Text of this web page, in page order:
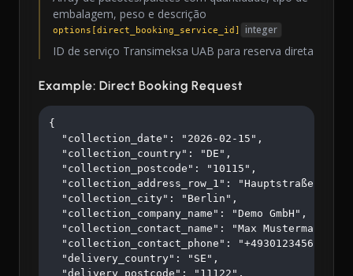
embalagem, peso e descrição
options[direct_booking_service_id] integer
ID de serviço Transimeksa UAB para reserva direta
Example: Direct Booking Request
{
  "collection_date": "2026-02-15",
  "collection_country": "DE",
  "collection_postcode": "10115",
  "collection_address_row_1": "Hauptstraße 123",
  "collection_city": "Berlin",
  "collection_company_name": "Demo GmbH",
  "collection_contact_name": "Max Mustermann",
  "collection_contact_phone": "+4930123456",
  "delivery_country": "SE",
  "delivery_postcode": "11122",